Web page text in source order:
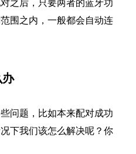
之后，只要两者的蓝牙功
围之内，一般都会自动连
办
问题，比如本来配对成功
下我们该怎么解决呢？你